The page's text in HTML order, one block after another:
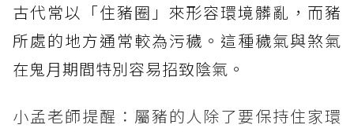
古代常以「住豬圈」來形容環境髒亂，而豬
所處的地方通常較為污穢。這種穢氣與煞氣
在鬼月期間特別容易招致陰氣。
小孟老師提醒：屬豬的人除了要保持住家環